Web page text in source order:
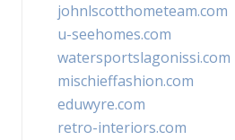
johnlscotthometeam.com
u-seehomes.com
watersportslagonissi.com
mischieffashion.com
eduwyre.com
retro-interiors.com